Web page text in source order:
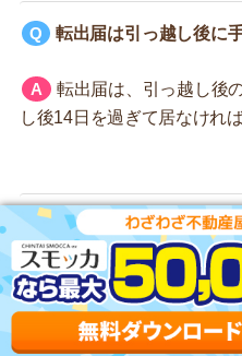
転出届は引っ越し後に
転出届は、引っ越し後
し後14日を過ぎて居なけれ
転入届の14日はいつか
引っ越しした翌日から
場合は、4/15までに転入届